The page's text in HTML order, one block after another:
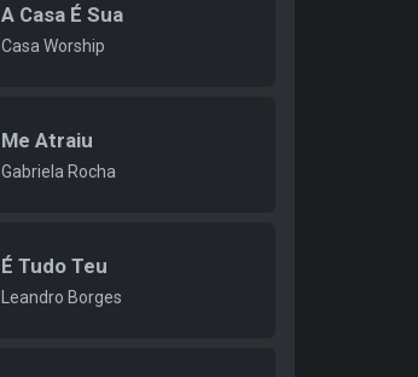
A Casa É Sua
Casa Worship
Me Atraiu
Gabriela Rocha
É Tudo Teu
Leandro Borges